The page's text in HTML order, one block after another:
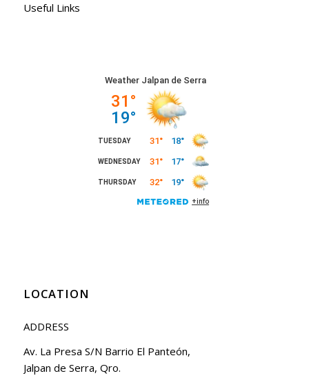
Useful Links
LOCATION
ADDRESS
Av. La Presa S/N Barrio El Panteón,
Jalpan de Serra, Qro.